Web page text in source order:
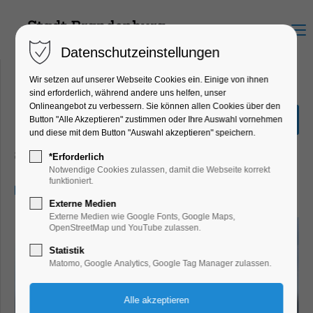
Menu
Große Seenrundfahrt (mit
Kanincheninsel)
Schiffrundfahrt
Datenschutzeinstellungen
Wir setzen auf unserer Webseite Cookies ein. Einige von ihnen
sind erforderlich, während andere uns helfen, unser
Onlineangebot zu verbessern. Sie können allen Cookies über den
Button "Alle Akzeptieren" zustimmen oder Ihre Auswahl vornehmen
und diese mit dem Button "Auswahl akzeptieren" speichern.
*Erforderlich
Notwendige Cookies zulassen, damit die Webseite korrekt
funktioniert.
Externe Medien
Externe Medien wie Google Fonts, Google Maps,
OpenStreetMap und YouTube zulassen.
Statistik
Matomo, Google Analytics, Google Tag Manager zulassen.